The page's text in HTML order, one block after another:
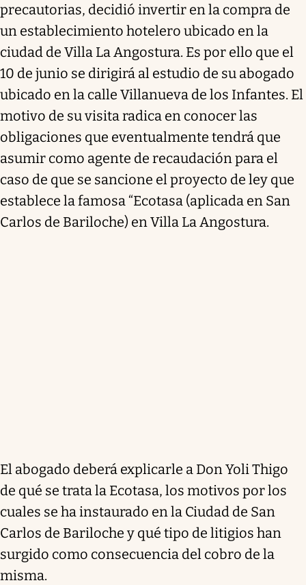
precautorias, decidió invertir en la compra de
un establecimiento hotelero ubicado en la
ciudad de Villa La Angostura. Es por ello que el
10 de junio se dirigirá al estudio de su abogado
ubicado en la calle Villanueva de los Infantes. El
motivo de su visita radica en conocer las
obligaciones que eventualmente tendrá que
asumir como agente de recaudación para el
caso de que se sancione el proyecto de ley que
establece la famosa “Ecotasa (aplicada en San
Carlos de Bariloche) en Villa La Angostura.
El abogado deberá explicarle a Don Yoli Thigo
de qué se trata la Ecotasa, los motivos por los
cuales se ha instaurado en la Ciudad de San
Carlos de Bariloche y qué tipo de litigios han
surgido como consecuencia del cobro de la
misma.